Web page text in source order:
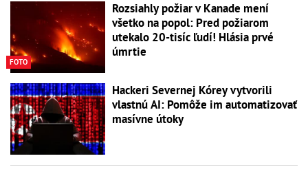
FOTO
Rozsiahly požiar v Kanade mení
všetko na popol: Pred požiarom
utekalo 20-tisíc ľudí! Hlásia prvé
úmrtie
Hackeri Severnej Kórey vytvorili
vlastnú AI: Pomôže im automatizovať
masívne útoky